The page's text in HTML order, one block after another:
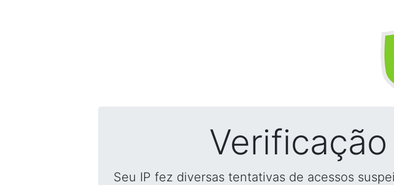
Seu IP fez diversas tentativas de acessos